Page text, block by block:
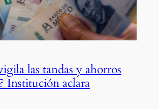
las tandas y ahorros
Institución aclara